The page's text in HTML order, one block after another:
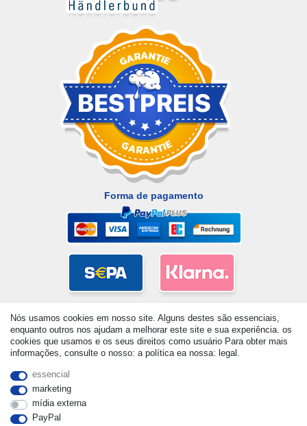
Forma de pagamento
© Copyright 2026 | Todos os direitos reservados. - All rights
reserved. Prices incl. VAT. 19% VAT Basic prices see article detail
Nós usamos cookies em nosso site. Alguns destes são essenciais,
enquanto outros nos ajudam a melhorar este site e sua experiência. os
cookies que usamos e os seus direitos como usuário Para obter mais
informações, consulte o nosso: a política ea nossa: legal.
essencial
marketing
mídia externa
PayPal